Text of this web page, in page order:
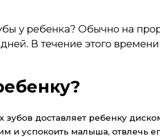
у ребенка? Обычно на
В течение этого
доставляет ребенку
и успокоить малыша, отвлечь